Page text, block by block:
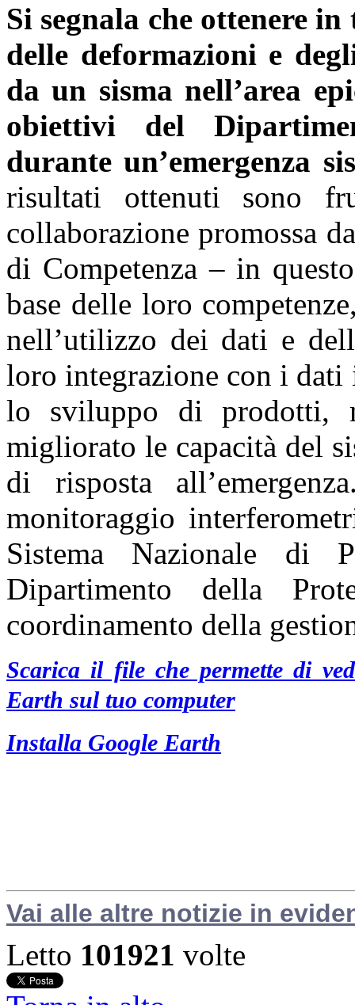
Si segnala che ottenere
delle deformazioni e
da un sisma nell’area
obiettivi del
durante un’emergenza
risultati ottenuti sono
collaborazione promossa
di Competenza – in
base delle loro
nell’utilizzo dei dati e
loro integrazione con i dati
lo sviluppo di prodotti,
migliorato le capacità del
di risposta
monitoraggio
Sistema Nazionale di
Dipartimento della
coordinamento della
Scarica il file che permette di
Earth sul tuo computer
Installa Google Earth
Vai alle altre notizie in
Letto 101921 volte